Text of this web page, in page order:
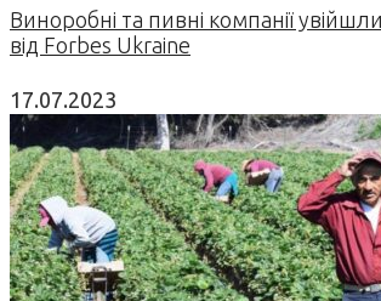
Виноробні та пивні компанії
від Forbes Ukraine
17.07.2023